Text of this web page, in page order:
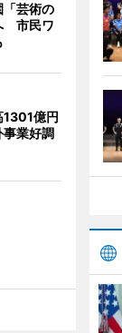
「芸術の
市民ワ
1301億円
業好調